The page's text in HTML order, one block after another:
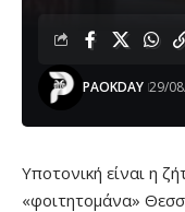
PAOKDAY 29/
Υποτονική είναι η
«φοιτητομάνα»